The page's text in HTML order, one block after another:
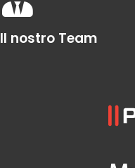
Il nostro Team